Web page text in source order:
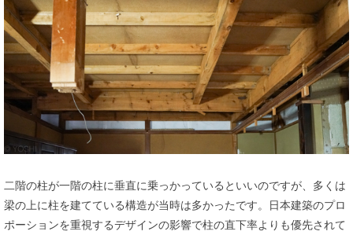
二階の柱が一階の柱に垂直に乗っかっているといいのですが、多くは
梁の上に柱を建てている構造が当時は多かったです。日本建築のプロ
ポーションを重視するデザインの影響で柱の直下率よりも優先されて